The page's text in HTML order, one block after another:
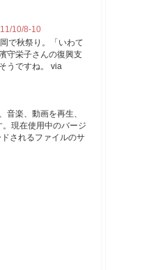
10/8-10
で秋祭り。「いわて
守栄子さんの復興支
うですね。 via
音楽、動画を再生、
現在使用中のバージ
されるファイルのサ